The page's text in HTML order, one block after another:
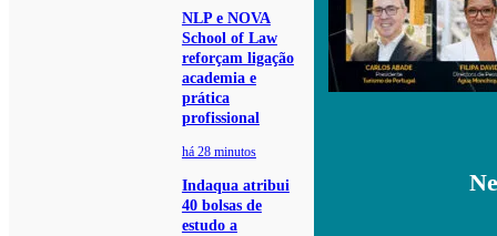
NLP e NOVA
School of Law
reforçam ligação
academia e
prática
profissional
há 28 minutos
Indaqua atribui
40 bolsas de
estudo a